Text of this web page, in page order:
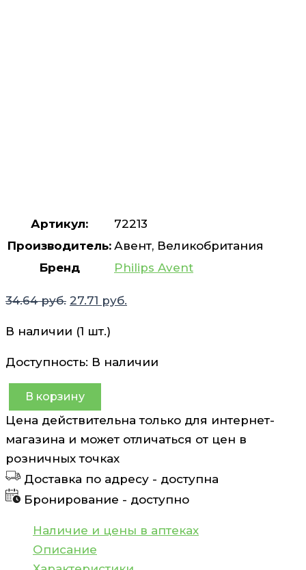
Артикул:
72213
Производитель: Авент, Великобритания
Бренд
Philips Avent
34.64руб. Первоначальная
составляла
34.64 руб..
27.71 руб.
В наличии (1 шт.)
Доступность: В наличии
Количество
товара
Соска
Natural
Response
6месяцев+
поток
Philips
В корзину
Цена действительна только для интернет-
магазина и может отличаться от цен в
розничных точках
Доставка по адресу - доступна
Бронирование - доступно
Наличие и цены в аптеках
Описание